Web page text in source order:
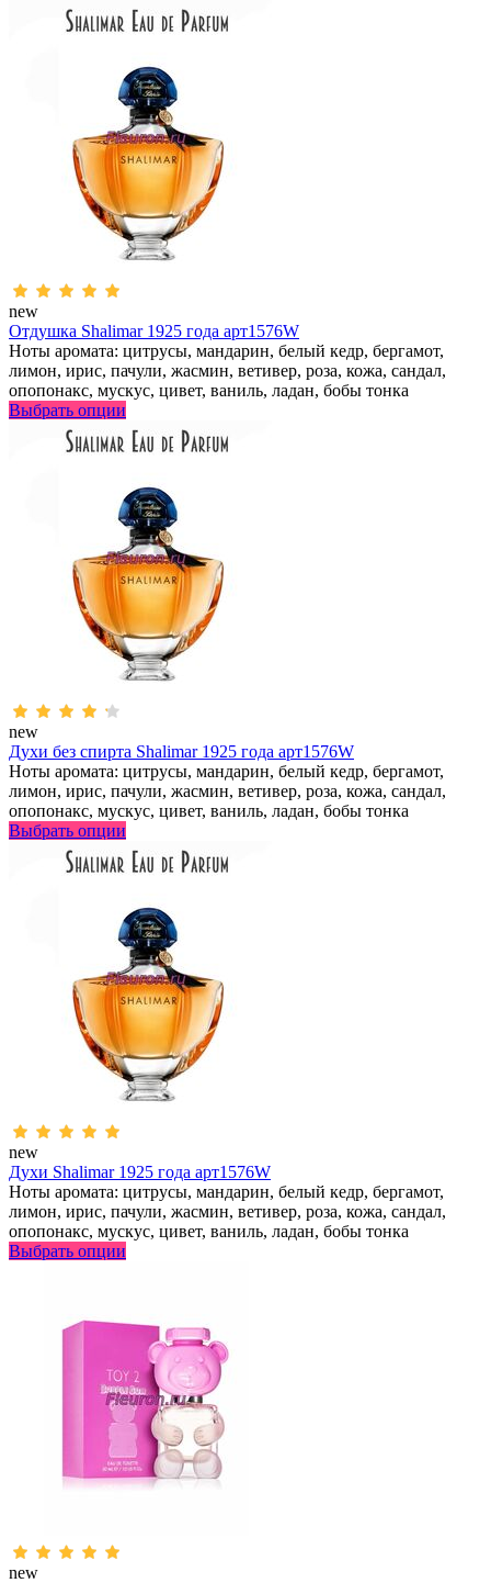
new
Отдушка Shalimar 1925 года арт1576W
Ноты аромата: цитрусы, мандарин, белый кедр, бергамот,
лимон, ирис, пачули, жасмин, ветивер, роза, кожа, сандал,
опопонакс, мускус, цивет, ваниль, ладан, бобы тонка
Выбрать опции
new
Духи без спирта Shalimar 1925 года арт1576W
Ноты аромата: цитрусы, мандарин, белый кедр, бергамот,
лимон, ирис, пачули, жасмин, ветивер, роза, кожа, сандал,
опопонакс, мускус, цивет, ваниль, ладан, бобы тонка
Выбрать опции
new
Духи Shalimar 1925 года арт1576W
Ноты аромата: цитрусы, мандарин, белый кедр, бергамот,
лимон, ирис, пачули, жасмин, ветивер, роза, кожа, сандал,
опопонакс, мускус, цивет, ваниль, ладан, бобы тонка
Выбрать опции
new